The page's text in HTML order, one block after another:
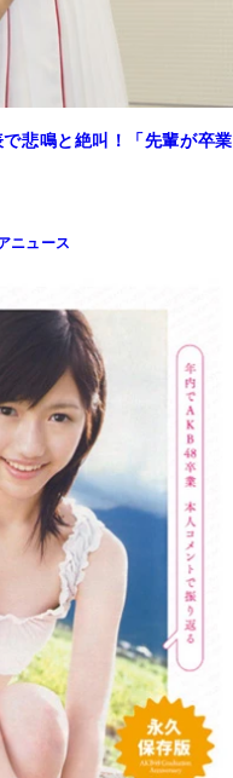
悲鳴と絶叫！「先輩が卒業
ニュース